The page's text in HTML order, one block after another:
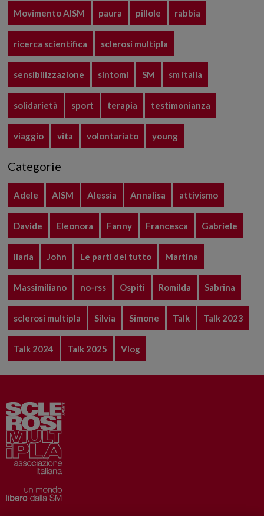
Movimento AISM paura pillole rabbia
ricerca scientifica sclerosi multipla
sensibilizzazione sintomi SM sm italia
solidarietà sport terapia testimonianza
viaggio vita volontariato young
Categorie
Adele AISM Alessia Annalisa attivismo
Davide Eleonora Fanny Francesca Gabriele
Ilaria John Le parti del tutto Martina
Massimiliano no-rss Ospiti Romilda Sabrina
sclerosi multipla Silvia Simone Talk Talk 2023
Talk 2024 Talk 2025 Vlog